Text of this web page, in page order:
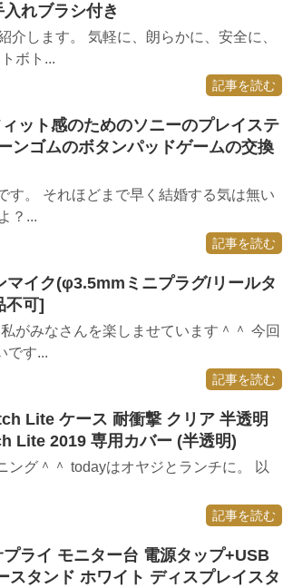
れブラシ付き
します。 気軽に、朗らかに、安全に、
ボト...
記事を読む
ット感のためのソニーのプレイステ
ンゴムのボタンパッドゲームの交換
す。 それほどまで早く結婚する気は無い
？...
記事を読む
イク(φ3.5mmミニプラグ/リールタ
不可]
がみなさんを楽しませています＾＾ 今回
です...
記事を読む
Lite ケース 耐衝撃 クリア 半透明
Lite 2019 専用カバー (半透明)
グ＾＾ todayはオヤジとランチに。 以
記事を読む
ライ モニター台 電源タップ+USB
タンド ホワイト ディスプレイスタ